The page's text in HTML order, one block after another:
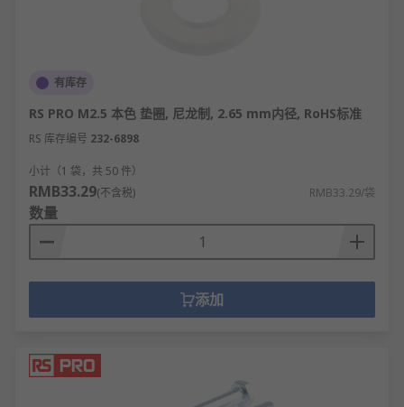
有库存
RS PRO M2.5 本色 垫圈, 尼龙制, 2.65 mm内径, RoHS标准
RS 库存编号 232-6898
小计（1 袋，共 50 件）
RMB33.29(不含税) RMB33.29/袋
数量
添加